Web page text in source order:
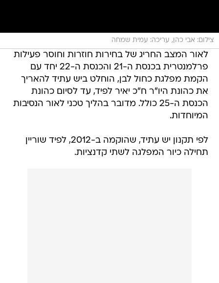
צילום: אבי כהן, עריכה: עמית שמחה
לאור המצב החריג של בחירות חוזרות וחוסר פעילות
פרלמנטרית בכנסת ה-21 והכנסת ה-22 יחד עם
הקמת מפלגת כחול לבן, הוחלט ביש עתיד להאריך
את כהונת היו"ר ח"כ יאיר לפיד, עד לסיום כהונת
הכנסת ה-25 כולל. מדובר בהליך טכני לאור הנסיבות
המיוחדות.
לפי תקנון יש עתיד, שהוקמה ב-2012, לפיד שוריין
תחילה כיור המפלגה לשתי קדנציות.